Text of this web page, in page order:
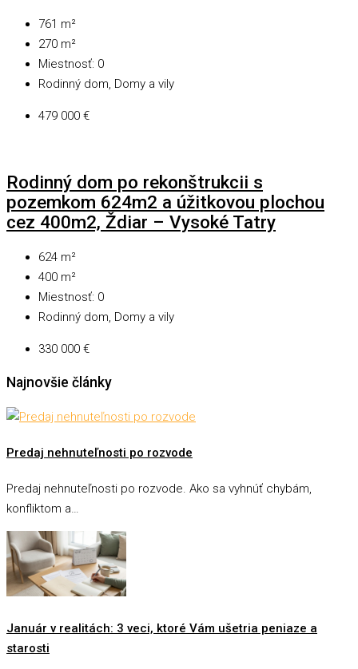
761 m²
270 m²
Miestnosť: 0
Rodinný dom, Domy a vily
479 000 €
Rodinný dom po rekonštrukcii s
pozemkom 624m2 a úžitkovou plochou
cez 400m2, Ždiar – Vysoké Tatry
624 m²
400 m²
Miestnosť: 0
Rodinný dom, Domy a vily
330 000 €
Najnovšie články
Predaj nehnuteľnosti po rozvode
Predaj nehnuteľnosti po rozvode. Ako sa vyhnúť chybám,
konfliktom a…
Január v realitách: 3 veci, ktoré Vám ušetria peniaze a
starosti